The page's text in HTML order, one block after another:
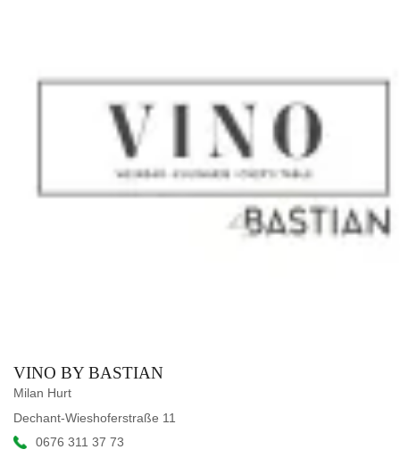
VINO BY BASTIAN
Milan Hurt
Dechant-Wieshoferstraße 11
0676 311 37 73